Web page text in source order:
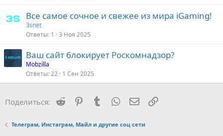
Все самое сочное и свежее из мира iGaming!
3snet
Ответы 1 3 Ноя 2025
Ваш сайт блокирует Роскомнадзор?
Mobzilla
Ответы 22 1 Сен 2025
Поделиться: Reddit PinterestTumblrWhatsAppЭлектронная почта
Ссылка
Телеграм, Инстаграм, Майл и другие соц сети